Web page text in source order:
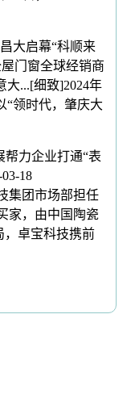
大启幕“科顺来
门窗全球经销商
大...[细致]2024年
“领时代，肇庆大
力企业打通“表
18
集团市场部担任
家，由中国陶瓷
，卓宝科技携前